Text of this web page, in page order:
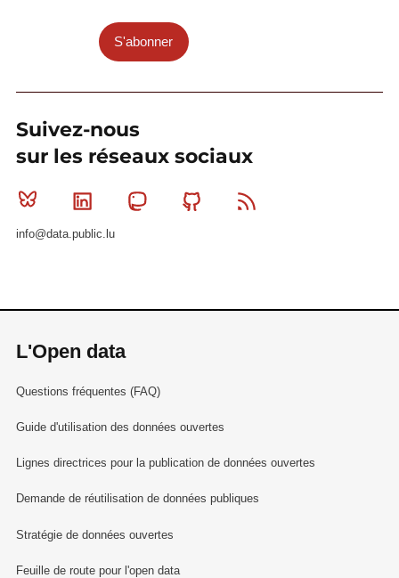
S'abonner
Suivez-nous
sur les réseaux sociaux
Bluesky Linkedin MastodonGithub
info@data.public.lu
L'Open data
Questions fréquentes (FAQ)
Guide d'utilisation des données ouvertes
Lignes directrices pour la publication de données ouvertes
Demande de réutilisation de données publiques
Stratégie de données ouvertes
Feuille de route pour l'open data